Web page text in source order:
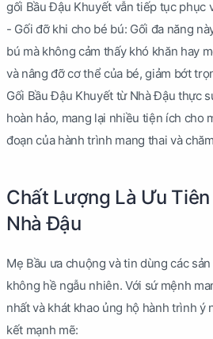
gối Bầu Đậu Khuyết vẫn tiếp tục phục
- Gối đỡ khi cho bé bú: Gối đa năng
bú mà không cảm thấy khó khăn hay
và nâng đỡ cơ thể của bé, giảm bớt
Gối Bầu Đậu Khuyết từ Nhà Đậu thực
hoàn hảo, mang lại nhiều tiện ích cho
đoạn của hành trình mang thai và
Chất Lượng Là Ưu
Nhà Đậu
Mẹ Bầu ưa chuộng và tin dùng các
không hề ngẫu nhiên. Với sứ mệnh
nhất và khát khao ủng hộ hành trình ý
kết mạnh mẽ: